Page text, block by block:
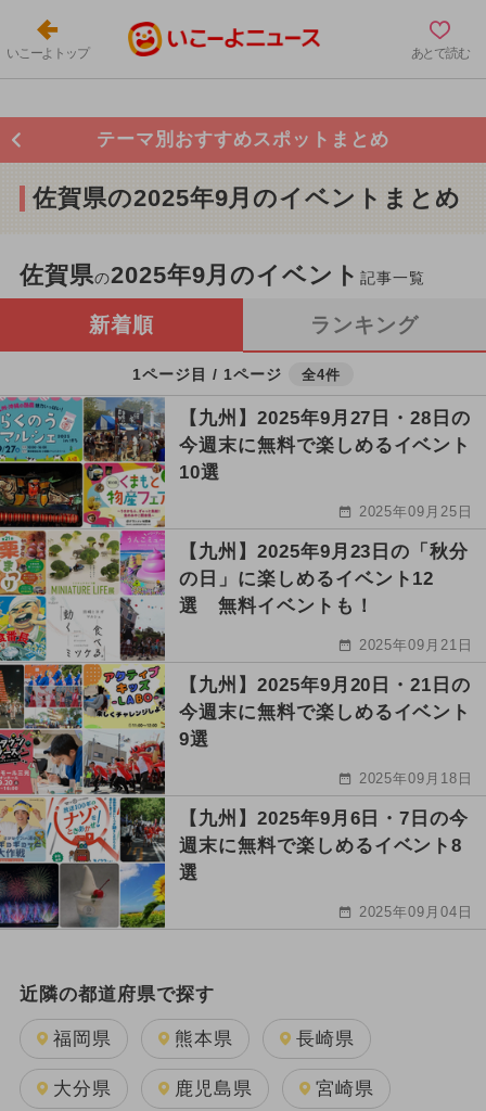
いこーよトップ あとで読む
テーマ別おすすめスポットまとめ
佐賀県の2025年9月のイベントまとめ
佐賀県の2025年9月のイベント記事一覧
新着順 ランキング
1ページ目 / 1ページ 全4件
【九州】2025年9月27日・28日の
今週末に無料で楽しめるイベント
10選
2025年09月25日
【九州】2025年9月23日の「秋分
の日」に楽しめるイベント12
選 無料イベントも！
2025年09月21日
【九州】2025年9月20日・21日の
今週末に無料で楽しめるイベント
9選
2025年09月18日
【九州】2025年9月6日・7日の今
週末に無料で楽しめるイベント8
選
2025年09月04日
近隣の都道府県で探す
福岡県 熊本県 長崎県
大分県 鹿児島県 宮崎県